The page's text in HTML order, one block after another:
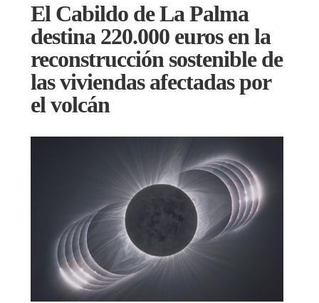
El Cabildo de La Palma
destina 220.000 euros en la
reconstrucción sostenible de
las viviendas afectadas por
el volcán